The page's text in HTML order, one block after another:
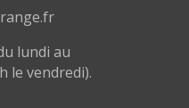
lundi au
le vendredi).